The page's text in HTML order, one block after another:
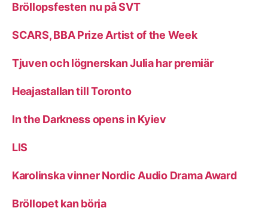
Bröllopsfesten nu på SVT
SCARS, BBA Prize Artist of the Week
Tjuven och lögnerskan Julia har premiär
Heajastallan till Toronto
In the Darkness opens in Kyiev
LIS
Karolinska vinner Nordic Audio Drama Award
Bröllopet kan börja